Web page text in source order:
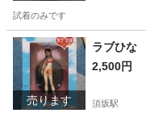
試着のみです
長野 須坂市 須坂駅
売ります
ラブひな
2,500円
須坂駅